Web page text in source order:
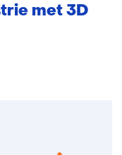
met 3D